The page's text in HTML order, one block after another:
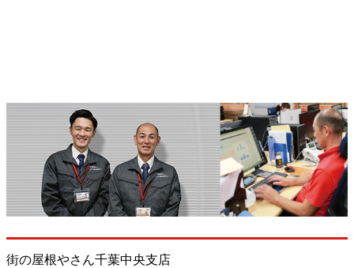
街の屋根やさん千葉中央支店